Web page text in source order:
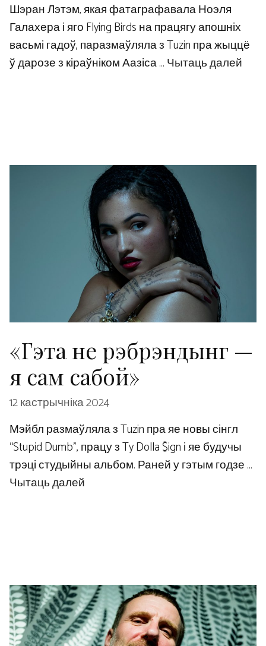
Шэран Лэтэм, якая фатаграфавала Ноэля
Галахера і яго Flying Birds на працягу апошніх
васьмі гадоў, паразмаўляла з Tuzin пра жыццё
ў дарозе з кіраўніком Аазіса …Чытаць далей
«Гэта не рэбрэндынг —
я сам сабой»
12 кастрычніка 2024
Мэйбл размаўляла з Tuzin пра яе новы сінгл
“Stupid Dumb”, працу з Ty Dolla $ign і яе будучы
трэці студыйны альбом. Раней у гэтым годзе …
Чытаць далей